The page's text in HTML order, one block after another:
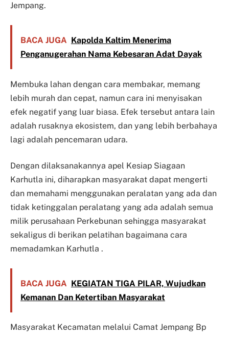
Jempang.
BACA JUGA Kapolda Kaltim Menerima
Penganugerahan Nama Kebesaran Adat Dayak
Membuka lahan dengan cara membakar, memang
lebih murah dan cepat, namun cara ini menyisakan
efek negatif yang luar biasa. Efek tersebut antara lain
adalah rusaknya ekosistem, dan yang lebih berbahaya
lagi adalah pencemaran udara.
Dengan dilaksanakannya apel Kesiap Siagaan
Karhutla ini, diharapkan masyarakat dapat mengerti
dan memahami menggunakan peralatan yang ada dan
tidak ketinggalan peralatang yang ada adalah semua
milik perusahaan Perkebunan sehingga masyarakat
sekaligus di berikan pelatihan bagaimana cara
memadamkan Karhutla .
BACA JUGA KEGIATAN TIGA PILAR, Wujudkan
Kemanan Dan Ketertiban Masyarakat
Masyarakat Kecamatan melalui Camat Jempang Bp